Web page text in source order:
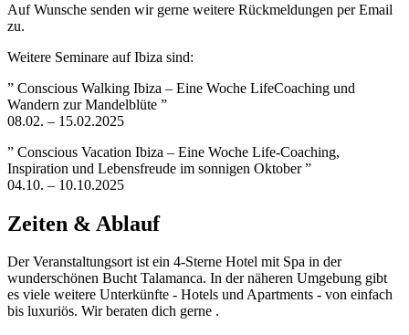
Auf Wunsche senden wir gerne weitere Rückmeldungen per Email
zu.
Weitere Seminare auf Ibiza sind:
” Conscious Walking Ibiza – Eine Woche LifeCoaching und
Wandern zur Mandelblüte ”
08.02. – 15.02.2025
” Conscious Vacation Ibiza – Eine Woche Life-Coaching,
Inspiration und Lebensfreude im sonnigen Oktober ”
04.10. – 10.10.2025
Zeiten & Ablauf
Der Veranstaltungsort ist ein 4-Sterne Hotel mit Spa in der
wunderschönen Bucht Talamanca. In der näheren Umgebung gibt
es viele weitere Unterkünfte - Hotels und Apartments - von einfach
bis luxuriös. Wir beraten dich gerne .